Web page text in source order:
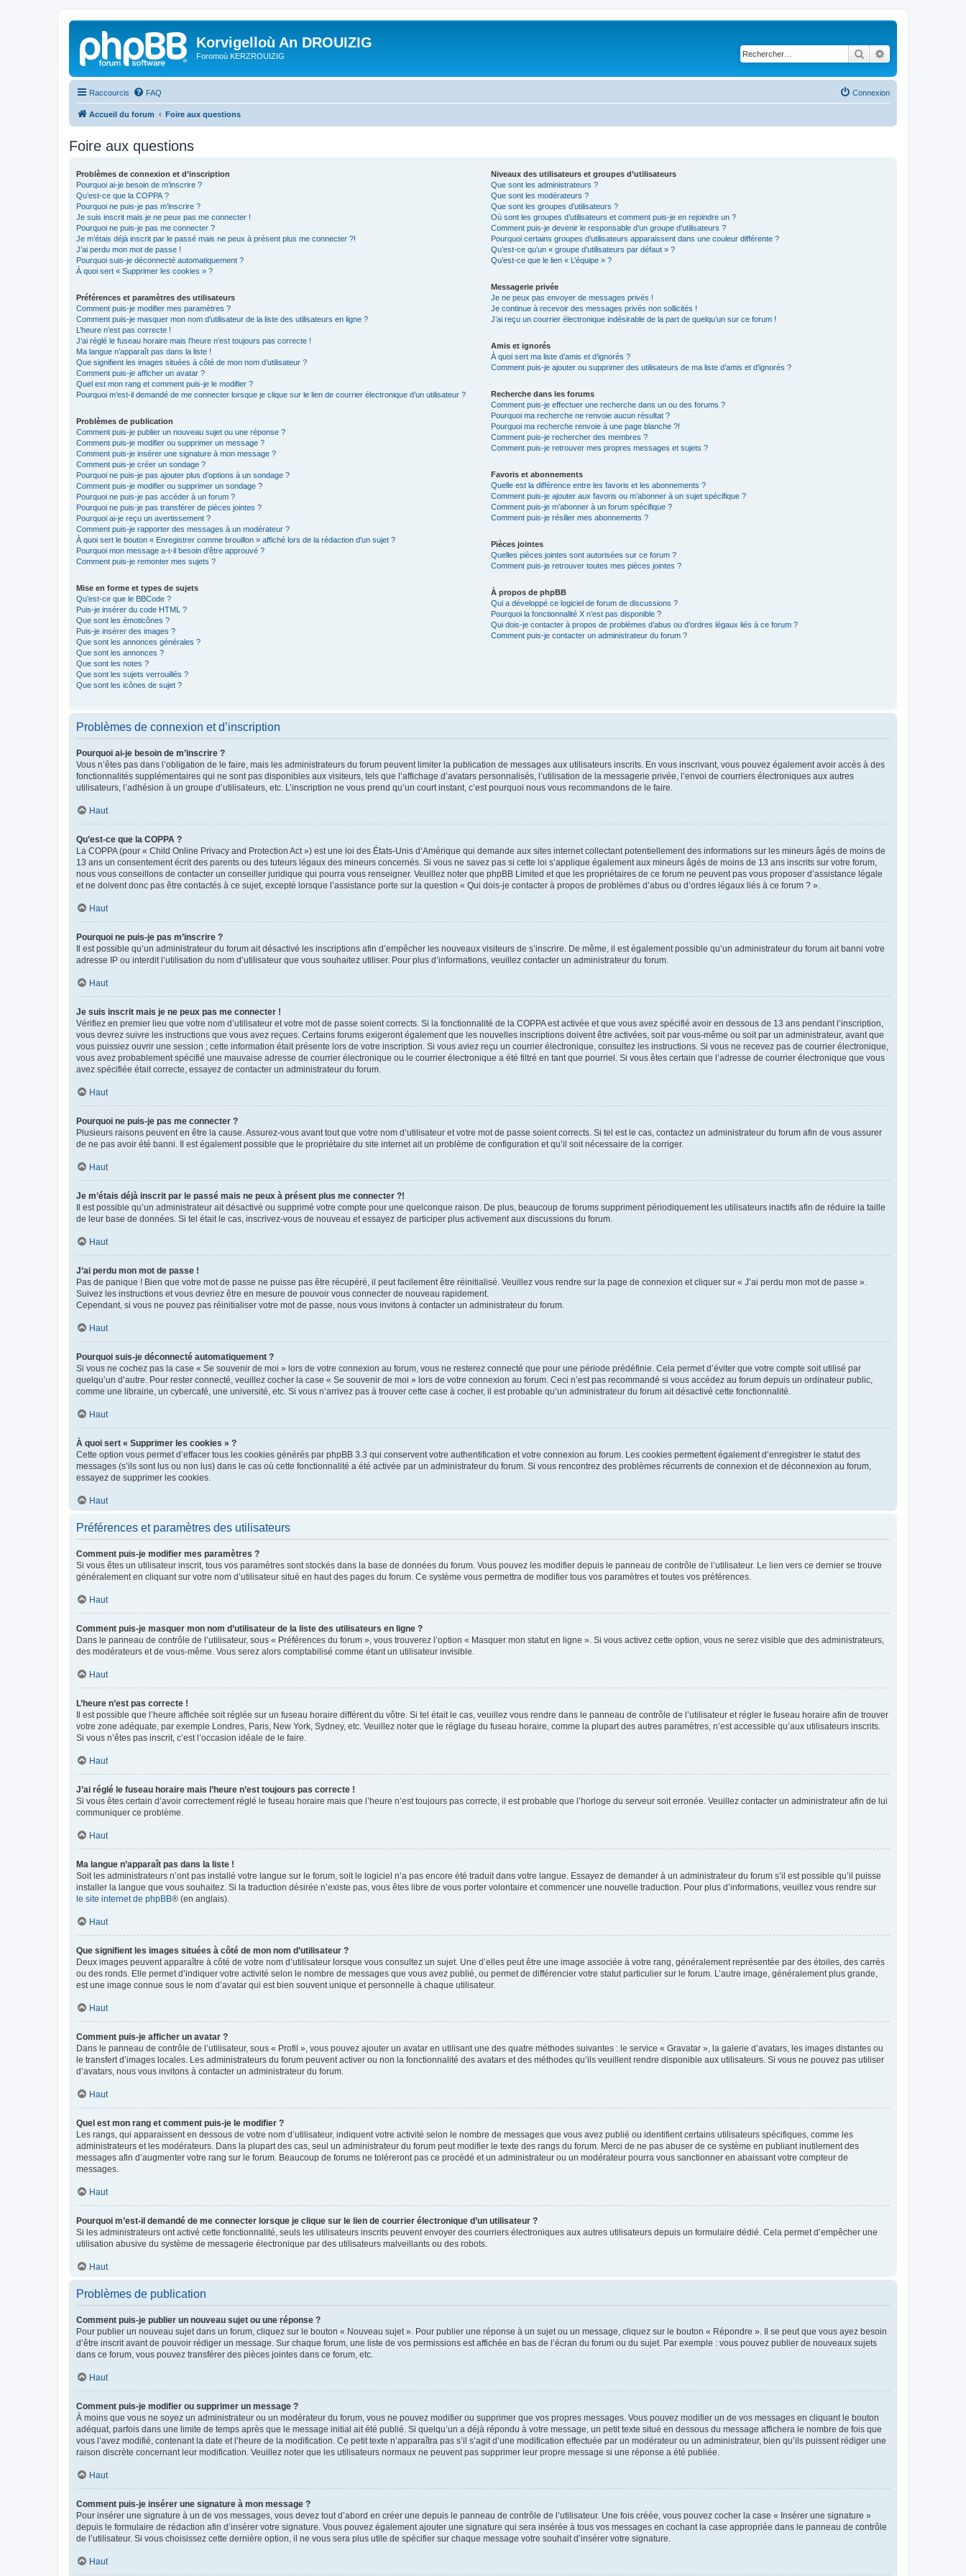
Korvigelloù An DROUIZIG
Foromoù KERZROUIZIG Rechercher
Raccourcis FAQ Connexion
Accueil du forum Foire aux questions
Foire aux questions
Problèmes de connexion et d’inscription
Pourquoi ai-je besoin de m’inscrire ?
Qu’est-ce que la COPPA ?
Pourquoi ne puis-je pas m’inscrire ?
Je suis inscrit mais je ne peux pas me connecter !
Pourquoi ne puis-je pas me connecter ?
Je m’étais déjà inscrit par le passé mais ne peux à présent plus me connecter ?!
J’ai perdu mon mot de passe !
Pourquoi suis-je déconnecté automatiquement ?
À quoi sert « Supprimer les cookies » ?
Préférences et paramètres des utilisateurs
Comment puis-je modifier mes paramètres ?
Comment puis-je masquer mon nom d’utilisateur de la liste des utilisateurs en ligne ?
L’heure n’est pas correcte !
J’ai réglé le fuseau horaire mais l’heure n’est toujours pas correcte !
Ma langue n’apparaît pas dans la liste !
Que signifient les images situées à côté de mon nom d’utilisateur ?
Comment puis-je afficher un avatar ?
Quel est mon rang et comment puis-je le modifier ?
Pourquoi m’est-il demandé de me connecter lorsque je clique sur le lien de courrier électronique d’un utilisateur ?
Problèmes de publication
Comment puis-je publier un nouveau sujet ou une réponse ?
Comment puis-je modifier ou supprimer un message ?
Comment puis-je insérer une signature à mon message ?
Comment puis-je créer un sondage ?
Pourquoi ne puis-je pas ajouter plus d’options à un sondage ?
Comment puis-je modifier ou supprimer un sondage ?
Pourquoi ne puis-je pas accéder à un forum ?
Pourquoi ne puis-je pas transférer de pièces jointes ?
Pourquoi ai-je reçu un avertissement ?
Comment puis-je rapporter des messages à un modérateur ?
À quoi sert le bouton « Enregistrer comme brouillon » affiché lors de la rédaction d’un sujet ?
Pourquoi mon message a-t-il besoin d’être approuvé ?
Comment puis-je remonter mes sujets ?
Mise en forme et types de sujets
Qu’est-ce que le BBCode ?
Puis-je insérer du code HTML ?
Que sont les émoticônes ?
Puis-je insérer des images ?
Que sont les annonces générales ?
Que sont les annonces ?
Que sont les notes ?
Que sont les sujets verrouillés ?
Que sont les icônes de sujet ?
Niveaux des utilisateurs et groupes d’utilisateurs
Que sont les administrateurs ?
Que sont les modérateurs ?
Que sont les groupes d’utilisateurs ?
Où sont les groupes d’utilisateurs et comment puis-je en rejoindre un ?
Comment puis-je devenir le responsable d’un groupe d’utilisateurs ?
Pourquoi certains groupes d’utilisateurs apparaissent dans une couleur différente ?
Qu’est-ce qu’un « groupe d’utilisateurs par défaut » ?
Qu’est-ce que le lien « L’équipe » ?
Messagerie privée
Je ne peux pas envoyer de messages privés !
Je continue à recevoir des messages privés non sollicités !
J’ai reçu un courrier électronique indésirable de la part de quelqu’un sur ce forum !
Amis et ignorés
À quoi sert ma liste d’amis et d’ignorés ?
Comment puis-je ajouter ou supprimer des utilisateurs de ma liste d’amis et d’ignorés ?
Recherche dans les forums
Comment puis-je effectuer une recherche dans un ou des forums ?
Pourquoi ma recherche ne renvoie aucun résultat ?
Pourquoi ma recherche renvoie à une page blanche ?!
Comment puis-je rechercher des membres ?
Comment puis-je retrouver mes propres messages et sujets ?
Favoris et abonnements
Quelle est la différence entre les favoris et les abonnements ?
Comment puis-je ajouter aux favoris ou m’abonner à un sujet spécifique ?
Comment puis-je m’abonner à un forum spécifique ?
Comment puis-je résilier mes abonnements ?
Pièces jointes
Quelles pièces jointes sont autorisées sur ce forum ?
Comment puis-je retrouver toutes mes pièces jointes ?
À propos de phpBB
Qui a développé ce logiciel de forum de discussions ?
Pourquoi la fonctionnalité X n’est pas disponible ?
Qui dois-je contacter à propos de problèmes d’abus ou d’ordres légaux liés à ce forum ?
Comment puis-je contacter un administrateur du forum ?
Problèmes de connexion et d’inscription
Pourquoi ai-je besoin de m’inscrire ?
Vous n’êtes pas dans l’obligation de le faire, mais les administrateurs du forum peuvent limiter la publication de messages aux utilisateurs inscrits. En vous inscrivant, vous pouvez également avoir accès à des
fonctionnalités supplémentaires qui ne sont pas disponibles aux visiteurs, tels que l’affichage d’avatars personnalisés, l’utilisation de la messagerie privée, l’envoi de courriers électroniques aux autres
utilisateurs, l’adhésion à un groupe d’utilisateurs, etc. L’inscription ne vous prend qu’un court instant, c’est pourquoi nous vous recommandons de le faire.
Haut
Qu’est-ce que la COPPA ?
La COPPA (pour « Child Online Privacy and Protection Act ») est une loi des États-Unis d’Amérique qui demande aux sites internet collectant potentiellement des informations sur les mineurs âgés de moins de
13 ans un consentement écrit des parents ou des tuteurs légaux des mineurs concernés. Si vous ne savez pas si cette loi s’applique également aux mineurs âgés de moins de 13 ans inscrits sur votre forum,
nous vous conseillons de contacter un conseiller juridique qui pourra vous renseigner. Veuillez noter que phpBB Limited et que les propriétaires de ce forum ne peuvent pas vous proposer d’assistance légale
et ne doivent donc pas être contactés à ce sujet, excepté lorsque l’assistance porte sur la question « Qui dois-je contacter à propos de problèmes d’abus ou d’ordres légaux liés à ce forum ? ».
Haut
Pourquoi ne puis-je pas m’inscrire ?
Il est possible qu’un administrateur du forum ait désactivé les inscriptions afin d’empêcher les nouveaux visiteurs de s’inscrire. De même, il est également possible qu’un administrateur du forum ait banni votre
adresse IP ou interdit l’utilisation du nom d’utilisateur que vous souhaitez utiliser. Pour plus d’informations, veuillez contacter un administrateur du forum.
Haut
Je suis inscrit mais je ne peux pas me connecter !
Vérifiez en premier lieu que votre nom d’utilisateur et votre mot de passe soient corrects. Si la fonctionnalité de la COPPA est activée et que vous avez spécifié avoir en dessous de 13 ans pendant l’inscription,
vous devrez suivre les instructions que vous avez reçues. Certains forums exigeront également que les nouvelles inscriptions doivent être activées, soit par vous-même ou soit par un administrateur, avant que
vous puissiez ouvrir une session ; cette information était présente lors de votre inscription. Si vous aviez reçu un courrier électronique, consultez les instructions. Si vous ne recevez pas de courrier électronique,
vous avez probablement spécifié une mauvaise adresse de courrier électronique ou le courrier électronique a été filtré en tant que pourriel. Si vous êtes certain que l’adresse de courrier électronique que vous
avez spécifiée était correcte, essayez de contacter un administrateur du forum.
Haut
Pourquoi ne puis-je pas me connecter ?
Plusieurs raisons peuvent en être la cause. Assurez-vous avant tout que votre nom d’utilisateur et votre mot de passe soient corrects. Si tel est le cas, contactez un administrateur du forum afin de vous assurer
de ne pas avoir été banni. Il est également possible que le propriétaire du site internet ait un problème de configuration et qu’il soit nécessaire de la corriger.
Haut
Je m’étais déjà inscrit par le passé mais ne peux à présent plus me connecter ?!
Il est possible qu’un administrateur ait désactivé ou supprimé votre compte pour une quelconque raison. De plus, beaucoup de forums suppriment périodiquement les utilisateurs inactifs afin de réduire la taille
de leur base de données. Si tel était le cas, inscrivez-vous de nouveau et essayez de participer plus activement aux discussions du forum.
Haut
J’ai perdu mon mot de passe !
Pas de panique ! Bien que votre mot de passe ne puisse pas être récupéré, il peut facilement être réinitialisé. Veuillez vous rendre sur la page de connexion et cliquer sur « J’ai perdu mon mot de passe ».
Suivez les instructions et vous devriez être en mesure de pouvoir vous connecter de nouveau rapidement.
Cependant, si vous ne pouvez pas réinitialiser votre mot de passe, nous vous invitons à contacter un administrateur du forum.
Haut
Pourquoi suis-je déconnecté automatiquement ?
Si vous ne cochez pas la case « Se souvenir de moi » lors de votre connexion au forum, vous ne resterez connecté que pour une période prédéfinie. Cela permet d’éviter que votre compte soit utilisé par
quelqu’un d’autre. Pour rester connecté, veuillez cocher la case « Se souvenir de moi » lors de votre connexion au forum. Ceci n’est pas recommandé si vous accédez au forum depuis un ordinateur public,
comme une librairie, un cybercafé, une université, etc. Si vous n’arrivez pas à trouver cette case à cocher, il est probable qu’un administrateur du forum ait désactivé cette fonctionnalité.
Haut
À quoi sert « Supprimer les cookies » ?
Cette option vous permet d’effacer tous les cookies générés par phpBB 3.3 qui conservent votre authentification et votre connexion au forum. Les cookies permettent également d’enregistrer le statut des
messages (s’ils sont lus ou non lus) dans le cas où cette fonctionnalité a été activée par un administrateur du forum. Si vous rencontrez des problèmes récurrents de connexion et de déconnexion au forum,
essayez de supprimer les cookies.
Haut
Préférences et paramètres des utilisateurs
Comment puis-je modifier mes paramètres ?
Si vous êtes un utilisateur inscrit, tous vos paramètres sont stockés dans la base de données du forum. Vous pouvez les modifier depuis le panneau de contrôle de l’utilisateur. Le lien vers ce dernier se trouve
généralement en cliquant sur votre nom d’utilisateur situé en haut des pages du forum. Ce système vous permettra de modifier tous vos paramètres et toutes vos préférences.
Haut
Comment puis-je masquer mon nom d’utilisateur de la liste des utilisateurs en ligne ?
Dans le panneau de contrôle de l’utilisateur, sous « Préférences du forum », vous trouverez l’option « Masquer mon statut en ligne ». Si vous activez cette option, vous ne serez visible que des administrateurs,
des modérateurs et de vous-même. Vous serez alors comptabilisé comme étant un utilisateur invisible.
Haut
L’heure n’est pas correcte !
Il est possible que l’heure affichée soit réglée sur un fuseau horaire différent du vôtre. Si tel était le cas, veuillez vous rendre dans le panneau de contrôle de l’utilisateur et régler le fuseau horaire afin de trouver
votre zone adéquate, par exemple Londres, Paris, New York, Sydney, etc. Veuillez noter que le réglage du fuseau horaire, comme la plupart des autres paramètres, n’est accessible qu’aux utilisateurs inscrits.
Si vous n’êtes pas inscrit, c’est l’occasion idéale de le faire.
Haut
J’ai réglé le fuseau horaire mais l’heure n’est toujours pas correcte !
Si vous êtes certain d’avoir correctement réglé le fuseau horaire mais que l’heure n’est toujours pas correcte, il est probable que l’horloge du serveur soit erronée. Veuillez contacter un administrateur afin de lui
communiquer ce problème.
Haut
Ma langue n’apparaît pas dans la liste !
Soit les administrateurs n’ont pas installé votre langue sur le forum, soit le logiciel n’a pas encore été traduit dans votre langue. Essayez de demander à un administrateur du forum s’il est possible qu’il puisse
installer la langue que vous souhaitez. Si la traduction désirée n’existe pas, vous êtes libre de vous porter volontaire et commencer une nouvelle traduction. Pour plus d’informations, veuillez vous rendre sur
le site internet de phpBB® (en anglais).
Haut
Que signifient les images situées à côté de mon nom d’utilisateur ?
Deux images peuvent apparaître à côté de votre nom d’utilisateur lorsque vous consultez un sujet. Une d’elles peut être une image associée à votre rang, généralement représentée par des étoiles, des carrés
ou des ronds. Elle permet d’indiquer votre activité selon le nombre de messages que vous avez publié, ou permet de différencier votre statut particulier sur le forum. L’autre image, généralement plus grande,
est une image connue sous le nom d’avatar qui est bien souvent unique et personnelle à chaque utilisateur.
Haut
Comment puis-je afficher un avatar ?
Dans le panneau de contrôle de l’utilisateur, sous « Profil », vous pouvez ajouter un avatar en utilisant une des quatre méthodes suivantes : le service « Gravatar », la galerie d’avatars, les images distantes ou
le transfert d’images locales. Les administrateurs du forum peuvent activer ou non la fonctionnalité des avatars et des méthodes qu’ils veuillent rendre disponible aux utilisateurs. Si vous ne pouvez pas utiliser
d’avatars, nous vous invitons à contacter un administrateur du forum.
Haut
Quel est mon rang et comment puis-je le modifier ?
Les rangs, qui apparaissent en dessous de votre nom d’utilisateur, indiquent votre activité selon le nombre de messages que vous avez publié ou identifient certains utilisateurs spécifiques, comme les
administrateurs et les modérateurs. Dans la plupart des cas, seul un administrateur du forum peut modifier le texte des rangs du forum. Merci de ne pas abuser de ce système en publiant inutilement des
messages afin d’augmenter votre rang sur le forum. Beaucoup de forums ne toléreront pas ce procédé et un administrateur ou un modérateur pourra vous sanctionner en abaissant votre compteur de
messages.
Haut
Pourquoi m’est-il demandé de me connecter lorsque je clique sur le lien de courrier électronique d’un utilisateur ?
Si les administrateurs ont activé cette fonctionnalité, seuls les utilisateurs inscrits peuvent envoyer des courriers électroniques aux autres utilisateurs depuis un formulaire dédié. Cela permet d’empêcher une
utilisation abusive du système de messagerie électronique par des utilisateurs malveillants ou des robots.
Haut
Problèmes de publication
Comment puis-je publier un nouveau sujet ou une réponse ?
Pour publier un nouveau sujet dans un forum, cliquez sur le bouton « Nouveau sujet ». Pour publier une réponse à un sujet ou un message, cliquez sur le bouton « Répondre ». Il se peut que vous ayez besoin
d’être inscrit avant de pouvoir rédiger un message. Sur chaque forum, une liste de vos permissions est affichée en bas de l’écran du forum ou du sujet. Par exemple : vous pouvez publier de nouveaux sujets
dans ce forum, vous pouvez transférer des pièces jointes dans ce forum, etc.
Haut
Comment puis-je modifier ou supprimer un message ?
À moins que vous ne soyez un administrateur ou un modérateur du forum, vous ne pouvez modifier ou supprimer que vos propres messages. Vous pouvez modifier un de vos messages en cliquant le bouton
adéquat, parfois dans une limite de temps après que le message initial ait été publié. Si quelqu’un a déjà répondu à votre message, un petit texte situé en dessous du message affichera le nombre de fois que
vous l’avez modifié, contenant la date et l’heure de la modification. Ce petit texte n’apparaîtra pas s’il s’agit d’une modification effectuée par un modérateur ou un administrateur, bien qu’ils puissent rédiger une
raison discrète concernant leur modification. Veuillez noter que les utilisateurs normaux ne peuvent pas supprimer leur propre message si une réponse a été publiée.
Haut
Comment puis-je insérer une signature à mon message ?
Pour insérer une signature à un de vos messages, vous devez tout d’abord en créer une depuis le panneau de contrôle de l’utilisateur. Une fois créée, vous pouvez cocher la case « Insérer une signature »
depuis le formulaire de rédaction afin d’insérer votre signature. Vous pouvez également ajouter une signature qui sera insérée à tous vos messages en cochant la case appropriée dans le panneau de contrôle
de l’utilisateur. Si vous choisissez cette dernière option, il ne vous sera plus utile de spécifier sur chaque message votre souhait d’insérer votre signature.
Haut